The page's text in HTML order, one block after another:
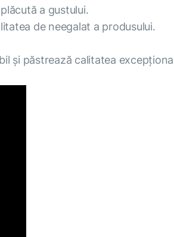
a gustului.
de neegalat a produsului.
și păstrează calitatea